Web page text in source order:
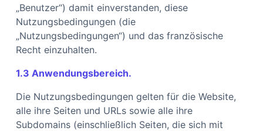
„Benutzer“) damit einverstanden, diese
Nutzungsbedingungen (die
„Nutzungsbedingungen“) und das französische
Recht einzuhalten.
1.3 Anwendungsbereich.
Die Nutzungsbedingungen gelten für die Website,
alle ihre Seiten und URLs sowie alle ihre
Subdomains (einschließlich Seiten, die sich mit